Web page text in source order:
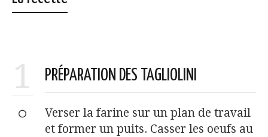
1 PRÉPARATION DES TAGLIOLINI
Verser la farine sur un plan de travail
et former un puits. Casser les oeufs au